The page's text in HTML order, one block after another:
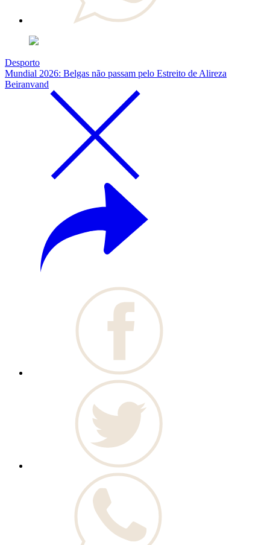
Desporto
Mundial 2026: Belgas não passam pelo Estreito de Alireza
Beiranvand